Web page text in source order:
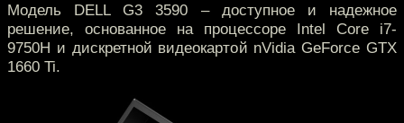
Модель DELL G3 3590 – доступное и надежное
решение, основанное на процессоре Intel Core i7-
9750H и дискретной видеокартой nVidia GeForce GTX
1660 Ti.